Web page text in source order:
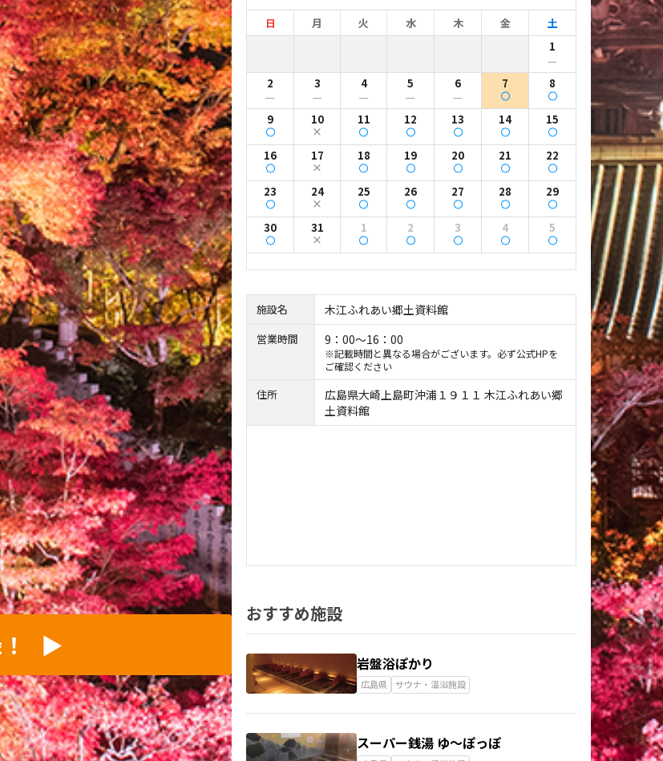
▶︎
日 月 火 水 木 金
土
1
ー
2 3 4 5 6 7 8
ー ー ー ー ー
9 10 11 12 13 14 15
16 17 18 19 20 21 22
23 24 25 26 27 28 29
30 31 1 2 3 4 5
施設名 木江ふれあい郷土資料館
営業時間 9：00～16：00
※記載時間と異なる場合がございます。必ず公式HPを
ご確認ください
住所
広島県大崎上島町沖浦１９１１ 木江ふれあい郷
土資料館
おすすめ施設
岩盤浴ぽかり
広島県 サウナ・温浴施設
スーパー銭湯 ゆ～ぽっぽ